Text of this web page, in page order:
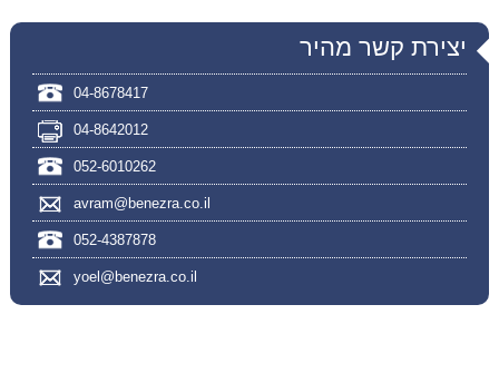
יצירת קשר מהיר
04-8678417
04-8642012
052-6010262
avram@benezra.co.il
052-4387878
yoel@benezra.co.il